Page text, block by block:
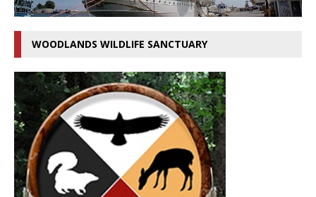
WOODLANDS WILDLIFE SANCTUARY